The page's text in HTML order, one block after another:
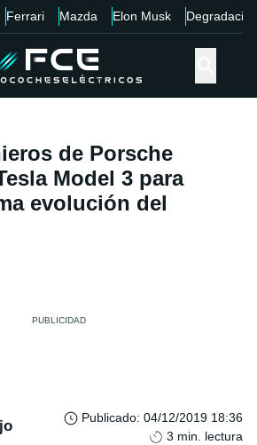
Ferrari Mazda Elon Musk Degradación
de Porsche
Model 3 para
evolución del
Publicado: 04/12/2019 18:36
3 min. lectura